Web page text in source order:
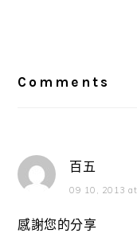
Comments
百五
09 10, 2013
感謝您的分享